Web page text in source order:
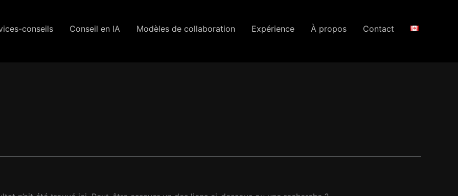
conseils Conseil en IA Modèles de collaboration Expérience À propos Contact